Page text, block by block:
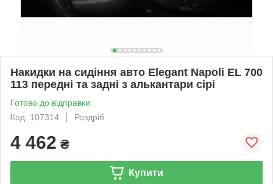
Накидки на сидіння авто Elegant Napoli EL 700
113 передні та задні з алькантари сірі
Готово до відправки
Код: 107314
Роздріб
4 462 ₴
Купити